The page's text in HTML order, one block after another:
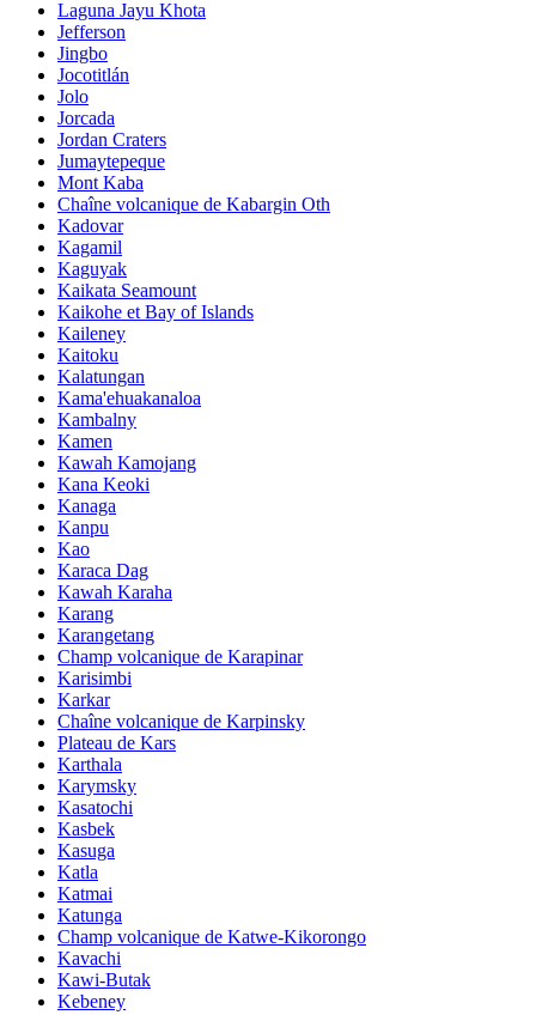
Laguna Jayu Khota
Jefferson
Jingbo
Jocotitlán
Jolo
Jorcada
Jordan Craters
Jumaytepeque
Mont Kaba
Chaîne volcanique de Kabargin Oth
Kadovar
Kagamil
Kaguyak
Kaikata Seamount
Kaikohe et Bay of Islands
Kaileney
Kaitoku
Kalatungan
Kama'ehuakanaloa
Kambalny
Kamen
Kawah Kamojang
Kana Keoki
Kanaga
Kanpu
Kao
Karaca Dag
Kawah Karaha
Karang
Karangetang
Champ volcanique de Karapinar
Karisimbi
Karkar
Chaîne volcanique de Karpinsky
Plateau de Kars
Karthala
Karymsky
Kasatochi
Kasbek
Kasuga
Katla
Katmai
Katunga
Champ volcanique de Katwe-Kikorongo
Kavachi
Kawi-Butak
Kebeney